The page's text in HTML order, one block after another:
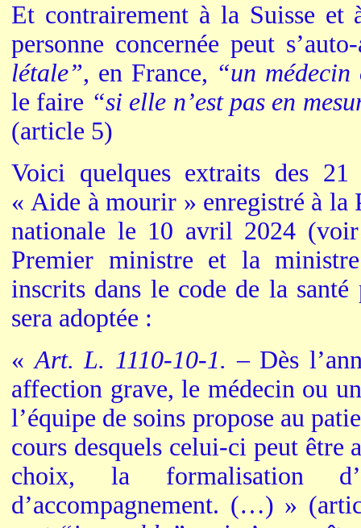
Et contrairement à la Suisse et
personne concernée peut
létale”, en France, “un
le faire “si elle n’est pas en
(article 5)
Voici quelques extraits des
« Aide à mourir » enregistré à la
nationale le 10 avril 2024
Premier ministre et la
inscrits dans le code de la
sera adoptée :
«Art. L. 1110-10-1. – Dès
affection grave, le médecin ou
l’équipe de soins propose au
cours desquels celui-ci peut être
choix, la formalisation
d’accompagnement. (…) »